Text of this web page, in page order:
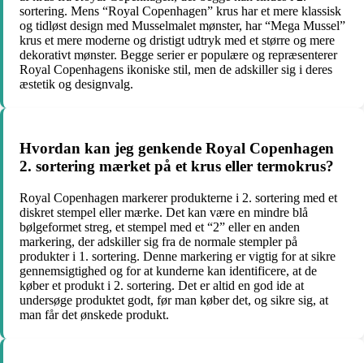
sortering. Mens “Royal Copenhagen” krus har et mere klassisk
og tidløst design med Musselmalet mønster, har “Mega Mussel”
krus et mere moderne og dristigt udtryk med et større og mere
dekorativt mønster. Begge serier er populære og repræsenterer
Royal Copenhagens ikoniske stil, men de adskiller sig i deres
æstetik og designvalg.
Hvordan kan jeg genkende Royal Copenhagen
2. sortering mærket på et krus eller termokrus?
Royal Copenhagen markerer produkterne i 2. sortering med et
diskret stempel eller mærke. Det kan være en mindre blå
bølgeformet streg, et stempel med et “2” eller en anden
markering, der adskiller sig fra de normale stempler på
produkter i 1. sortering. Denne markering er vigtig for at sikre
gennemsigtighed og for at kunderne kan identificere, at de
køber et produkt i 2. sortering. Det er altid en god ide at
undersøge produktet godt, før man køber det, og sikre sig, at
man får det ønskede produkt.